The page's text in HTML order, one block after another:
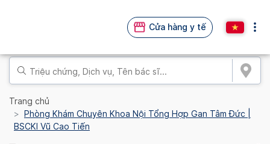
Cửa hàng y tế
Trang chủ
Phòng Khám Chuyên Khoa Nội Tổng Hợp Gan Tâm Đức |
BSCKI Vũ Cao Tiến